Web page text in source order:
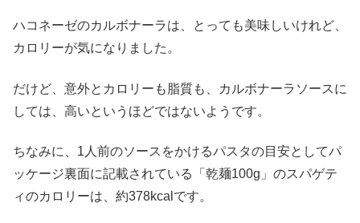
ハコネーゼのカルボナーラは、とっても美味しいけれど、
カロリーが気になりました。
だけど、意外とカロリーも脂質も、カルボナーラソースに
しては、高いというほどではないようです。
ちなみに、1人前のソースをかけるパスタの目安としてパ
ッケージ裏面に記載されている「乾麺100g」のスパゲテ
ィのカロリーは、約378kcalです。